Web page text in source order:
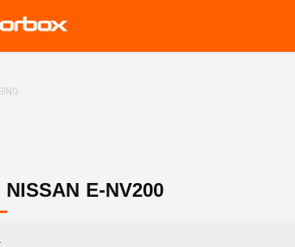
NISSAN E-NV200